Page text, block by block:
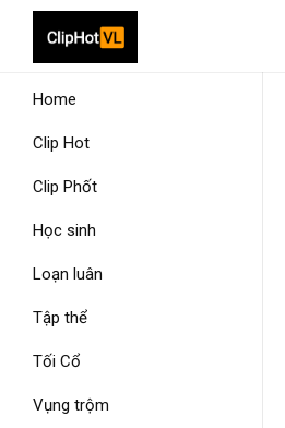
Home
Clip Hot
Clip Phốt
Học sinh
Loạn luân
Tập thể
Tối Cổ
Vụng trộm